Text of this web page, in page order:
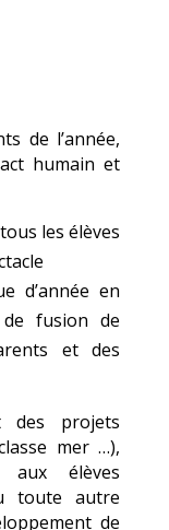
de l’année,
humain et
les élèves
d’année en
fusion de
et des
des projets
mer …),
aux élèves
toute autre
de